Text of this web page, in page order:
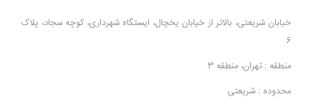
خیابان شریعتی، بالاتر از خیابان یخچال، ایستگاه شهرداری، کوچه سجاد، پلاک
6
منطقه : تهران، منطقه 3
محدوده : شریعتی